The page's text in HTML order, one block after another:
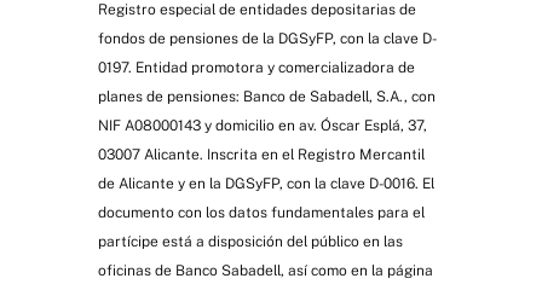
Registro especial de entidades depositarias de
fondos de pensiones de la DGSyFP, con la clave D-
0197. Entidad promotora y comercializadora de
planes de pensiones: Banco de Sabadell, S.A., con
NIF A08000143 y domicilio en av. Óscar Esplá, 37,
03007 Alicante. Inscrita en el Registro Mercantil
de Alicante y en la DGSyFP, con la clave D-0016. El
documento con los datos fundamentales para el
partícipe está a disposición del público en las
oficinas de Banco Sabadell, así como en la página